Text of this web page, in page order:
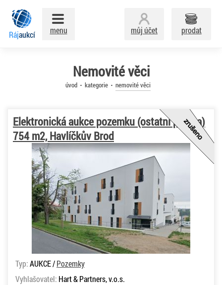
Nemovité věci
úvod kategorie nemovité věci
Elektronická aukce pozemku (ostatní plocha)
754 m2, Havlíčkův Brod
Typ:AUKCE /Pozemky
Vyhlašovatel: Hart & Partners, v.o.s.
Rájaukcí můj účet prodat
menu